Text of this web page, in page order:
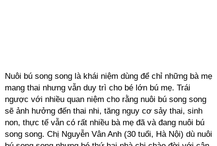
Nuôi bú song song là khái niệm dùng để chỉ những bà mẹ
mang thai nhưng vẫn duy trì cho bé lớn bú mẹ. Trái
ngược với nhiều quan niệm cho rằng nuôi bú song song
sẽ ảnh hưởng đến thai nhi, tăng nguy cơ sảy thai, sinh
non, thực tế vẫn có rất nhiều bà mẹ đã và đang nuôi bú
song song. Chị Nguyễn Vân Anh (30 tuổi, Hà Nội) dù nuôi